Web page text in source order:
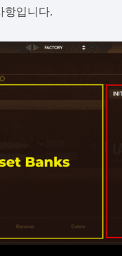
항입니다.